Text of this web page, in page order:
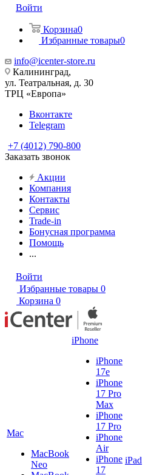
Войти
Корзина0
Избранные товары0
info@icenter-store.ru
Калининград,
ул. Театральная, д. 30
ТРЦ «Европа»
Вконтакте
Telegram
+7 (4012) 790-800
Заказать звонок
Акции
Компания
Контакты
Сервис
Trade-in
Бонусная программа
Помощь
...
Войти
Избранные товары 0
Корзина 0
Mac
MacBook
Neo
iPhone
iPhone
17e
iPhone
17 Pro
Max
iPhone
17 Pro
iPhone
Air
iPhone
17
iPad